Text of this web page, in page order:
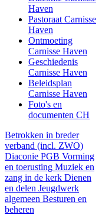
Haven
Pastoraat Carnisse
Haven
Ontmoeting
Carnisse Haven
Geschiedenis
Carnisse Haven
Beleidsplan
Carnisse Haven
Foto's en
documenten CH
Betrokken in breder
verband (incl. ZWO)
Diaconie PGB Vorming
en toerusting Muziek en
zang in de kerk Dienen
en delen Jeugdwerk
algemeen Besturen en
beheren